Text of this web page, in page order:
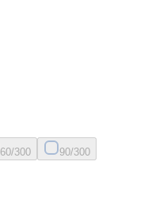
60/300 90/300